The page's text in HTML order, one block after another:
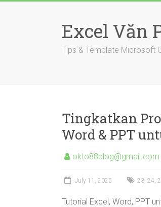
Excel Văn
Tips & Template Microsoft
Tingkatkan
Word & PPT
okto88blog@gmail.com
July 11, 2025 23, 24,
Tutorial Excel, Word, PPT